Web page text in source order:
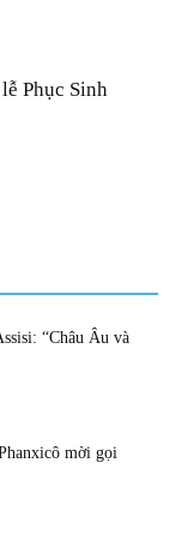
Phục Sinh
“Châu Âu và
mời gọi